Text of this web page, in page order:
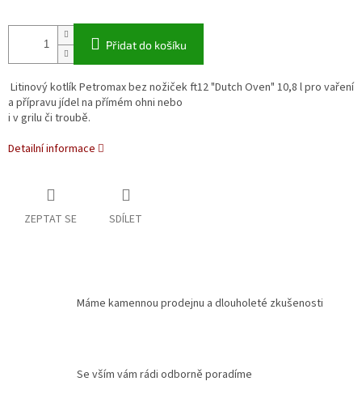
Přidat do košíku
Litinový kotlík Petromax bez nožiček ft12 "Dutch Oven" 10,8 l pro vaření
a přípravu jídel na přímém ohni nebo
i v grilu či troubě.
Detailní informace
ZEPTAT SE SDÍLET
Máme kamennou prodejnu a dlouholeté zkušenosti
Se vším vám rádi odborně poradíme